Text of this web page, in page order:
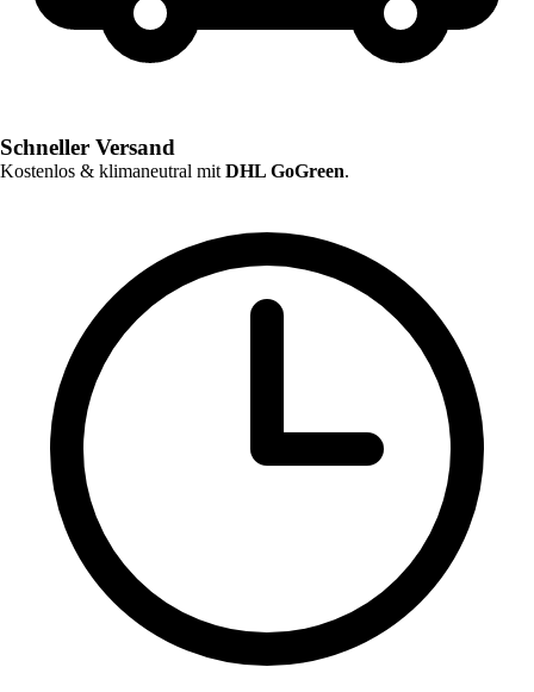
Schneller Versand
Kostenlos & klimaneutral mit DHL GoGreen.